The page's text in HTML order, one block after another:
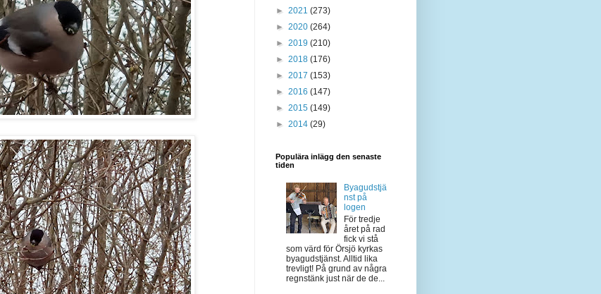
► 2021 (273)
► 2020 (264)
► 2019 (210)
► 2018 (176)
► 2017 (153)
► 2016 (147)
► 2015 (149)
► 2014 (29)
Populära inlägg den senaste
tiden
Byagudstjä
nst på
logen
För tredje
året på rad
fick vi stå
som värd för Örsjö kyrkas
byagudstjänst. Alltid lika
trevligt! På grund av några
regnstänk just när de de...